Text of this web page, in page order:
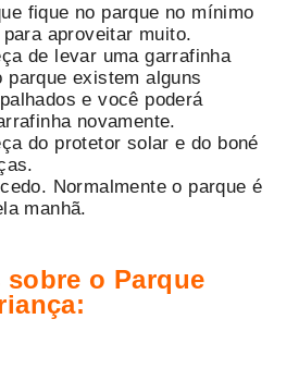
fique no parque no mínimo
aproveitar muito.
de levar uma garrafinha
parque existem alguns
e você poderá
novamente.
do protetor solar e do boné
Normalmente o parque é
manhã.
o Parque